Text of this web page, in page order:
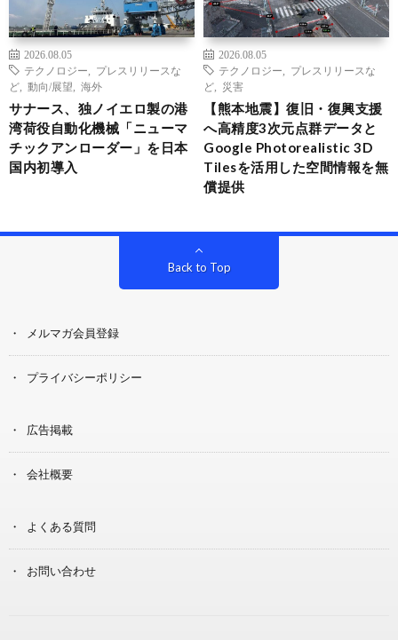
2026.08.05
テクノロジー
プレスリリースな
ど
動向/展望 海外
サナース、独ノイエロ製の港
湾荷役自動化機械「ニューマ
チックアンローダー」を日本
国内初導入
2026.08.05
テクノロジー
プレスリリースな
ど
災害
【熊本地震】復旧・復興支援
へ高精度3次元点群データと
Google Photorealistic 3D
Tilesを活用した空間情報を無
償提供
Back to Top
メルマガ会員登録
プライバシーポリシー
広告掲載
会社概要
よくある質問
お問い合わせ